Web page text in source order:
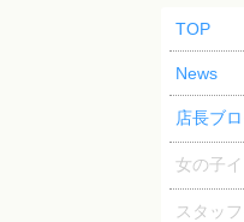
TOP
News
店長ブ
女の子
スタッ